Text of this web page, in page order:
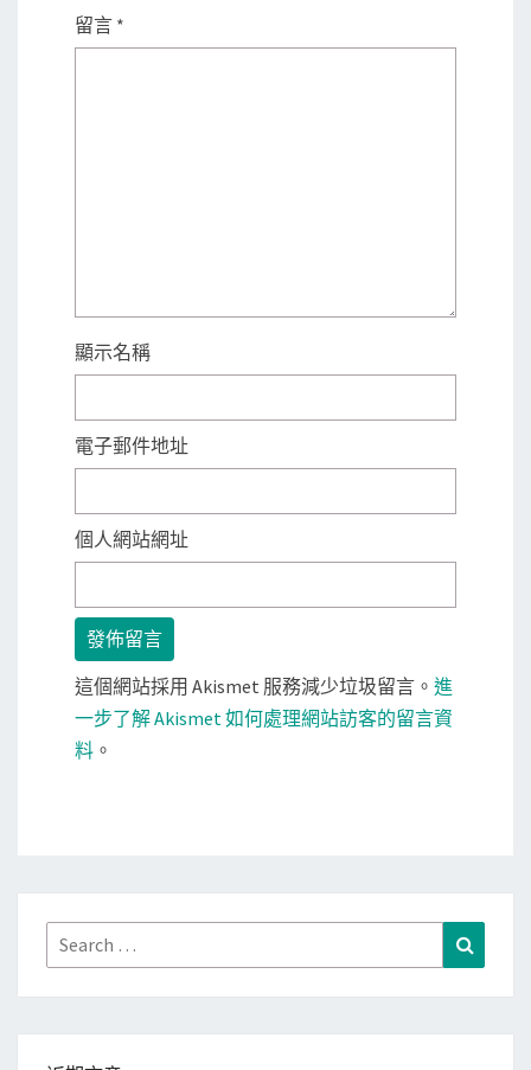
留言 *
顯示名稱
電子郵件地址
個人網站網址
這個網站採用 Akismet 服務減少垃圾留言。 進
一步了解 Akismet 如何處理網站訪客的留言資
料 。
Search
for: